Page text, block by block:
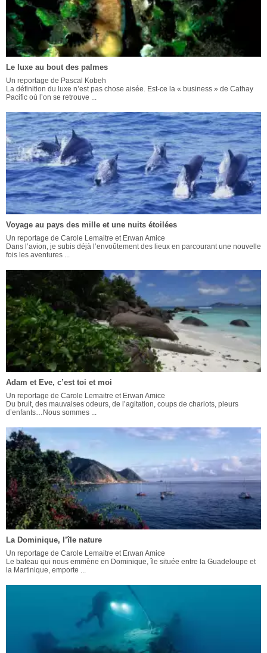
Le luxe au bout des palmes
Un reportage de Pascal Kobeh
La définition du luxe n’est pas chose aisée. Est-ce la « business » de Cathay
Pacific où l’on se retrouve ...
Voyage au pays des mille et une nuits étoilées
Un reportage de Carole Lemaitre et Erwan Amice
Dans l’avion, je subis déjà l’envoûtement des lieux en parcourant une nouvelle
fois les aventures ...
Adam et Eve, c’est toi et moi
Un reportage de Carole Lemaitre et Erwan Amice
Du bruit, des mauvaises odeurs, de l’agitation, coups de chariots, pleurs
d’enfants…Nous sommes ...
La Dominique, l’île nature
Un reportage de Carole Lemaitre et Erwan Amice
Le bateau qui nous emmène en Dominique, île située entre la Guadeloupe et
la Martinique, emporte ...